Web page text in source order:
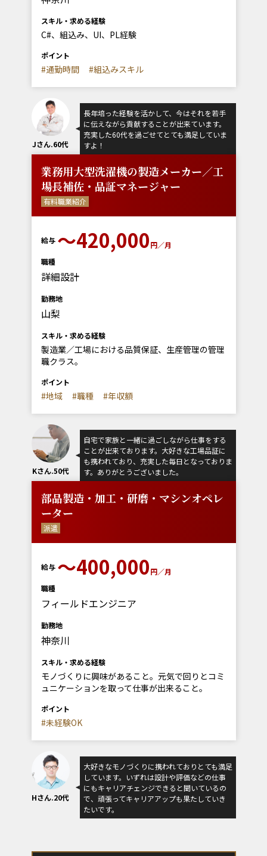
スキル・求める経験
C#、組込み、UI、PL経験
ポイント
#通勤時間 #組込みスキル
Jさん.60代
長年培った経験を活かして、今はそれを若手
に伝えながら貢献することが出来ています。
充実した60代を過ごせてとても満足していま
すよ！
業務用大型洗濯機の製造メーカー／工
場長補佐・品証マネージャー
有料職業紹介
給与 〜420,000円／月
職種
詳細設計
勤務地
山梨
スキル・求める経験
製造業／工場における品質保証、生産管理の管理
職クラス。
ポイント
#地域 #職種 #年収額
Kさん.50代
自宅で家族と一緒に過ごしながら仕事をする
ことが出来ております。大好きな工場品証に
も携われており、充実した毎日となっておりま
す。ありがとうございました。
部品製造・加工・研磨・マシンオペレ
ーター
派遣
給与 〜400,000円／月
職種
フィールドエンジニア
勤務地
神奈川
スキル・求める経験
モノづくりに興味があること。元気で回りとコミ
ュニケーションを取って仕事が出来ること。
ポイント
#未経験OK
Hさん.20代
大好きなモノづくりに携われておりとても満足
しています。いずれは設計や評価などの仕事
にもキャリアチェンジできると聞いているの
で、頑張ってキャリアアップも果たしていき
たいです。